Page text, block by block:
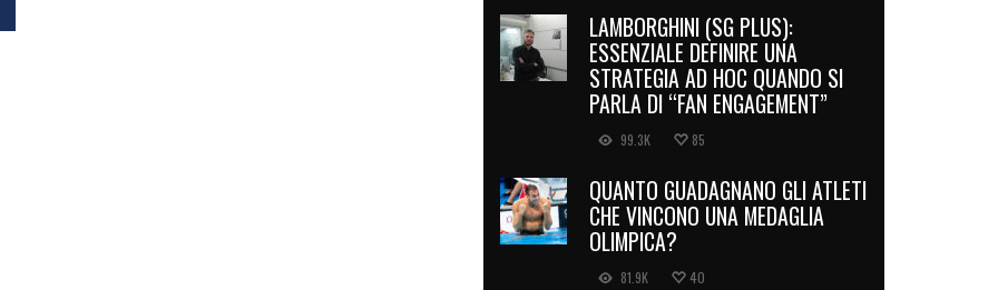
LAMBORGHINI (SG PLUS):
ESSENZIALE DEFINIRE UNA
STRATEGIA AD HOC QUANDO SI
PARLA DI “FAN ENGAGEMENT”
99.3K 85
QUANTO GUADAGNANO GLI ATLETI
CHE VINCONO UNA MEDAGLIA
OLIMPICA?
81.9K 40